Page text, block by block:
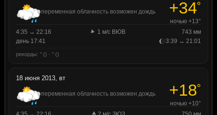
переменная облачность возможен дождь +34°
ночью +13°
4:35 → 22:16
1 м/с ВЮВ
743 мм
день 17:41
3:39 → 21:01
рекорды: ° () · ° ()
18 июня 2013, вт
переменная облачность возможен дождь +18°
ночью +10°